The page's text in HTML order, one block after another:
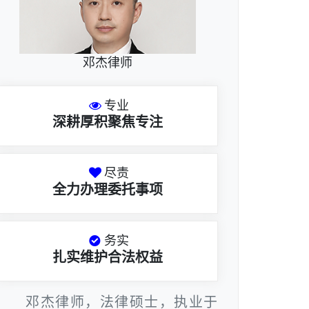
邓杰律师
专业
深耕厚积聚焦专注
尽责
全力办理委托事项
务实
扎实维护合法权益
邓杰律师，法律硕士，执业于